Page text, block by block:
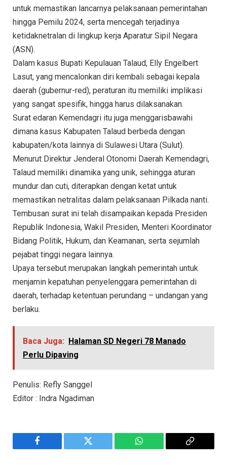
untuk memastikan lancarnya pelaksanaan pemerintahan
hingga Pemilu 2024, serta mencegah terjadinya
ketidaknetralan di lingkup kerja Aparatur Sipil Negara
(ASN).
Dalam kasus Bupati Kepulauan Talaud, Elly Engelbert
Lasut, yang mencalonkan diri kembali sebagai kepala
daerah (gubernur-red), peraturan itu memiliki implikasi
yang sangat spesifik, hingga harus dilaksanakan.
Surat edaran Kemendagri itu juga menggarisbawahi
dimana kasus Kabupaten Talaud berbeda dengan
kabupaten/kota lainnya di Sulawesi Utara (Sulut).
Menurut Direktur Jenderal Otonomi Daerah Kemendagri,
Talaud memiliki dinamika yang unik, sehingga aturan
mundur dan cuti, diterapkan dengan ketat untuk
memastikan netralitas dalam pelaksanaan Pilkada nanti.
Tembusan surat ini telah disampaikan kepada Presiden
Republik Indonesia, Wakil Presiden, Menteri Koordinator
Bidang Politik, Hukum, dan Keamanan, serta sejumlah
pejabat tinggi negara lainnya.
Upaya tersebut merupakan langkah pemerintah untuk
menjamin kepatuhan penyelenggara pemerintahan di
daerah, terhadap ketentuan perundang – undangan yang
berlaku.
Baca Juga:
Halaman SD Negeri 78 Manado
Perlu Dipaving
Penulis: Refly Sanggel
Editor : Indra Ngadiman
Facebook Twitter WhatsApp
Copy